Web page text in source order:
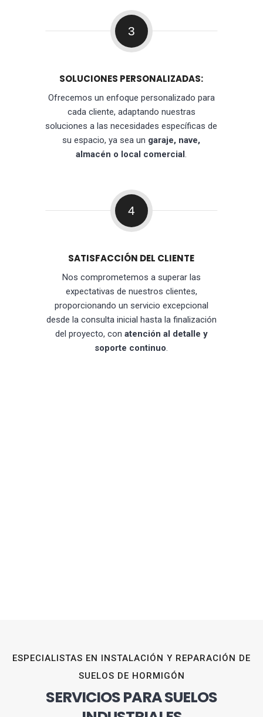
3
SOLUCIONES PERSONALIZADAS:
Ofrecemos un enfoque personalizado para
cada cliente, adaptando nuestras
soluciones a las necesidades específicas de
su espacio, ya sea un garaje, nave,
almacén o local comercial.
4
SATISFACCIÓN DEL CLIENTE
Nos comprometemos a superar las
expectativas de nuestros clientes,
proporcionando un servicio excepcional
desde la consulta inicial hasta la finalización
del proyecto, con atención al detalle y
soporte continuo.
ESPECIALISTAS EN INSTALACIÓN Y REPARACIÓN DE
SUELOS DE HORMIGÓN
SERVICIOS PARA SUELOS